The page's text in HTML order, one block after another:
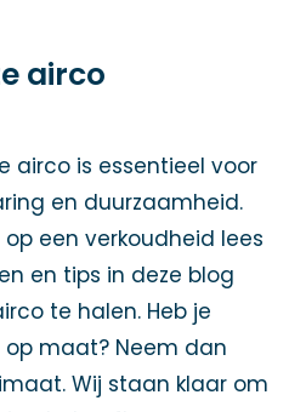
airco
airco is essentieel voor
en duurzaamheid.
een verkoudheid lees
en tips in deze blog
te halen. Heb je
maat? Neem dan
Wij staan klaar om